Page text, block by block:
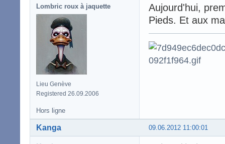
Lombric roux à jaquette
Lieu Genève
Registered 26.09.2006
Aujourd'hui,
Pieds. Et aux
Hors ligne
09.06.2012 11:00:01
Kanga